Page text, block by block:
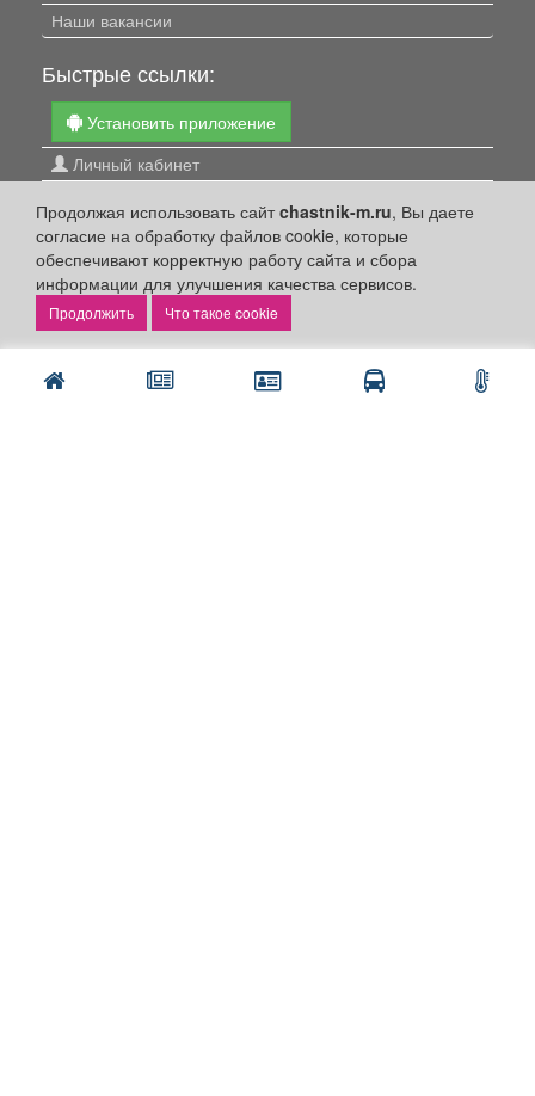
Продолжая использовать сайтchastnik-m.ru, Вы даете
согласие на обработку файлов cookie, которые
обеспечивают корректную работу сайта и сбора
информации для улучшения качества сервисов.
Что такое cookie
Наши вакансии
Быстрые ссылки:
Установить приложение
Личный кабинет
Подать объявление в газету
Поздравить
Скачать газету "Частник-М"
Рекламодателям:
Бизнес-кабинет